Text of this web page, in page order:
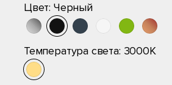
Цвет: Черный
Температура света: 3000K